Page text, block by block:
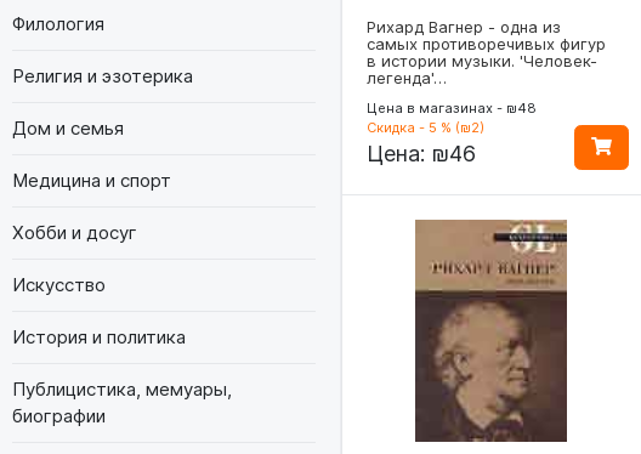
Филология
Религия и эзотерика
Дом и семья
Медицина и спорт
Хобби и досуг
Искусство
История и политика
Публицистика, мемуары,
биографии
Рихард Вагнер - одна из
самых противоречивых фигур
в истории музыки. 'Человек-
легенда'…
Цена в магазинах - ₪48
Скидка - 5 % (₪2)
Цена: ₪46